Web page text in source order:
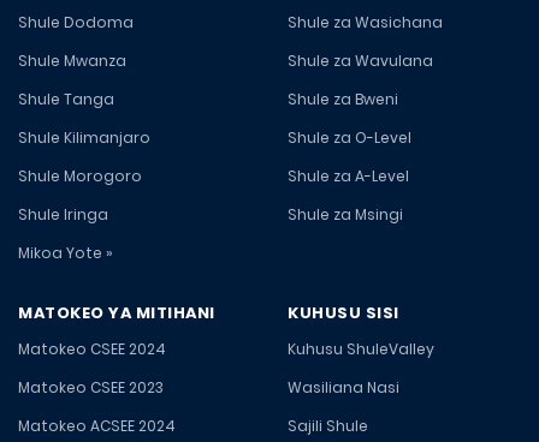
Shule Dodoma
Shule Mwanza
Shule Tanga
Shule Kilimanjaro
Shule Morogoro
Shule Iringa
Mikoa Yote »
Shule za Wasichana
Shule za Wavulana
Shule za Bweni
Shule za O-Level
Shule za A-Level
Shule za Msingi
MATOKEO YA MITIHANI
Matokeo CSEE 2024
Matokeo CSEE 2023
Matokeo ACSEE 2024
KUHUSU SISI
Kuhusu ShuleValley
Wasiliana Nasi
Sajili Shule